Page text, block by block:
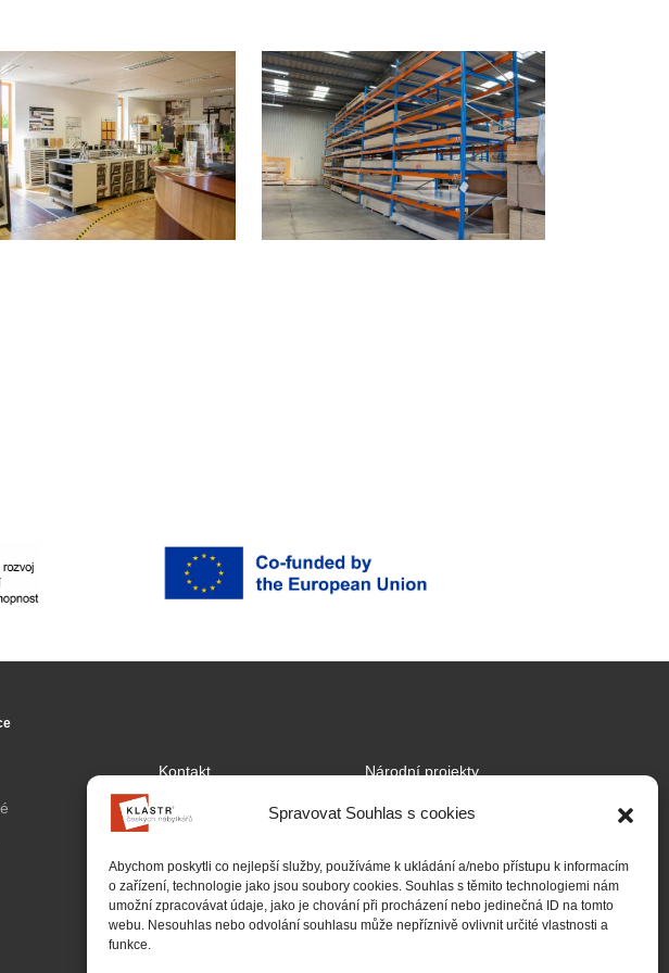
Spravovat Souhlas s cookies
Abychom poskytli co nejlepší služby, používáme k ukládání a/nebo přístupu k informacím
o zařízení, technologie jako jsou soubory cookies. Souhlas s těmito technologiemi nám
umožní zpracovávat údaje, jako je chování při procházení nebo jedinečná ID na tomto
webu. Nesouhlas nebo odvolání souhlasu může nepříznivě ovlivnit určité vlastnosti a
funkce.
Kontakt
Partnership
Zásady cookies (EU)
Národní projekty
Mezinárodní projekty